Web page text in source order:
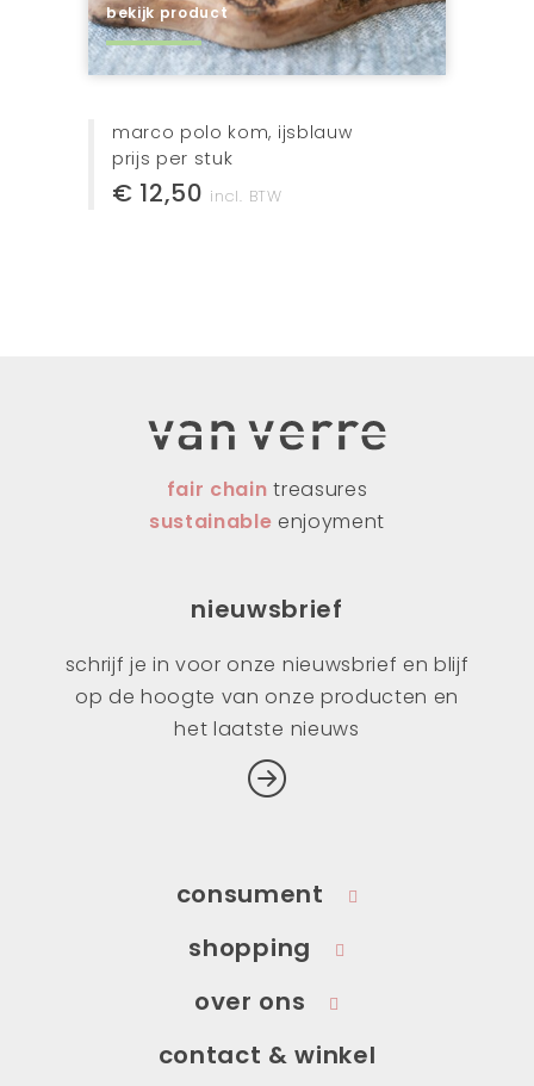
bekijk product
marco polo kom, ijsblauw
prijs per stuk
€ 12,50 incl. BTW
fair chaintreasures
sustainable enjoyment
nieuwsbrief
schrijf je in voor onze nieuwsbrief en blijf
op de hoogte van onze producten en
het laatste nieuws
consument
shopping
over ons
contact & winkel